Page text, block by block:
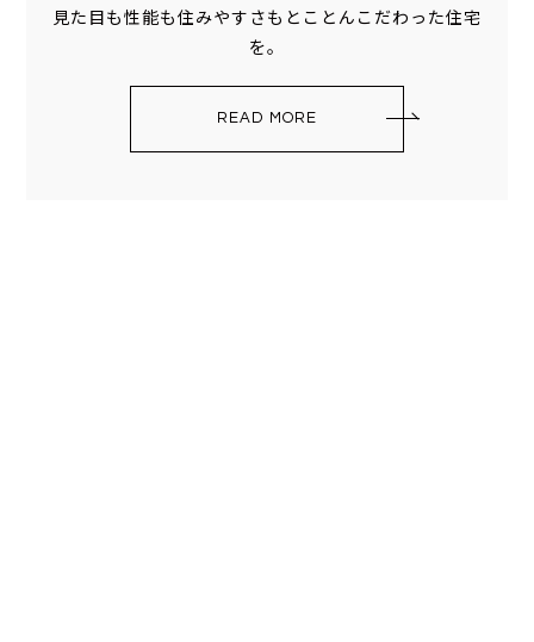
見た目も性能も住みやすさもとことんこだわった住宅
を。
READ MORE